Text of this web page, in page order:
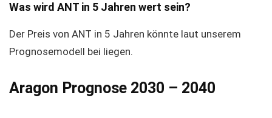
Was wird ANT in 5 Jahren wert sein?
Der Preis von ANT in 5 Jahren könnte laut unserem
Prognosemodell bei liegen.
Aragon Prognose 2030 – 2040